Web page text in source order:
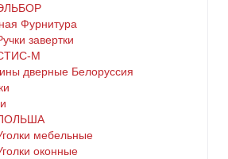
Фурнитура
завертки
М
дверные Белоруссия
мебельные
оконные